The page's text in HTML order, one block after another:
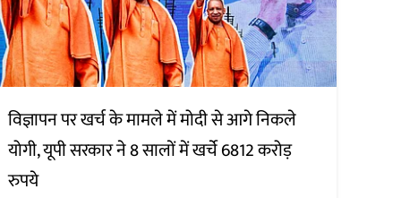
विज्ञापन पर खर्च के मामले में मोदी से आगे निकले
योगी, यूपी सरकार ने 8 सालों में खर्चे 6812 करोड़
रुपये